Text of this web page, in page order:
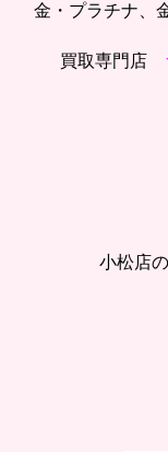
金・プラチナ、
買取専門店
小松店